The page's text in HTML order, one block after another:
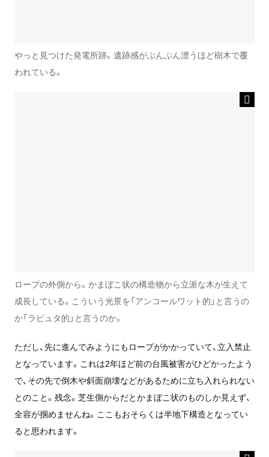
やっと見つけた発電所跡。遺跡感がぷんぷん漂うほど樹木で覆
われている。
ロープの外側から。かまぼこ状の構造物から立派な木が生えて
成長している。こういう光景を「アンコールワット的」と言うの
か「ラピュタ的」と言うのか。
ただし、先に進んでみようにもロープがかかっていて、立入禁止
となっています。これは2年ほど前の台風被害がひどかったよう
で、その先で倒木や斜面崩壊などがあるために立ち入れられない
とのこと。残念。芝生側からだとかまぼこ状のものしか見えず、
全容が掴めませんね。ここもおそらくは半地下構造となってい
ると思われます。